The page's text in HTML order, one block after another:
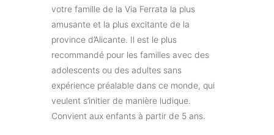
votre famille de la Via Ferrata la plus
amusante et la plus excitante de la
province d’Alicante. Il est le plus
recommandé pour les familles avec des
adolescents ou des adultes sans
expérience préalable dans ce monde, qui
veulent s’initier de manière ludique.
Convient aux enfants à partir de 5 ans.